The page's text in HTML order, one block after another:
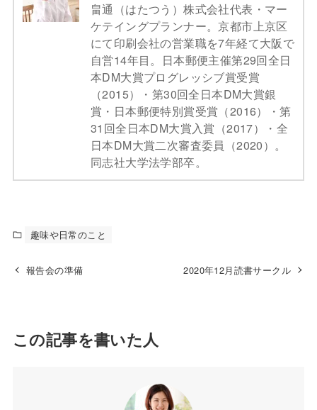
畠通（はたつう）株式会社代表・マー
ケテイングプランナー。京都市上京区
にて印刷会社の営業職を7年経て大阪で
自営14年目。日本郵便主催第29回全日
本DM大賞プログレッシブ賞受賞
（2015）・第30回全日本DM大賞銀
賞・日本郵便特別賞受賞（2016）・第
31回全日本DM大賞入賞（2017）・全
日本DM大賞二次審査委員（2020）。
同志社大学法学部卒。
趣味や日常のこと
報告会の準備 2020年12月読書サークル
この記事を書いた人